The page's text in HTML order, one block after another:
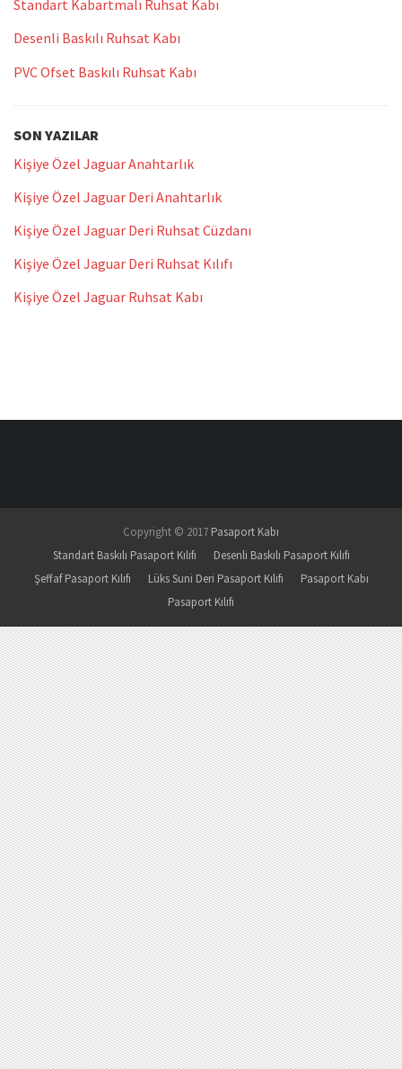
Standart Kabartmalı Ruhsat Kabı
Desenli Baskılı Ruhsat Kabı
PVC Ofset Baskılı Ruhsat Kabı
SON YAZILAR
Kişiye Özel Jaguar Anahtarlık
Kişiye Özel Jaguar Deri Anahtarlık
Kişiye Özel Jaguar Deri Ruhsat Cüzdanı
Kişiye Özel Jaguar Deri Ruhsat Kılıfı
Kişiye Özel Jaguar Ruhsat Kabı
Copyright © 2017 Pasaport Kabı
Standart Baskılı Pasaport Kılıfı
Desenli Baskılı Pasaport Kılıfı
Şeffaf Pasaport Kılıfı
Lüks Suni Deri Pasaport Kılıfı
Pasaport Kabı
Pasaport Kılıfı